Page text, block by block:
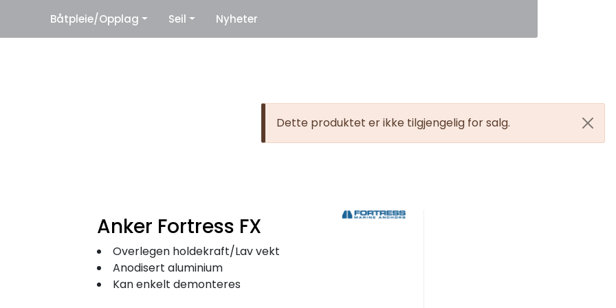
Leverandører
Båtpleie/Opplag Seil Nyheter
Dette produktet er ikke tilgjengelig for salg.
Anker Fortress FX
Overlegen holdekraft/Lav vekt
Anodisert aluminium
Kan enkelt demonteres